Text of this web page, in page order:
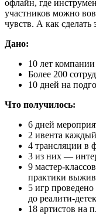
офлайн, где
участников можно
чувств. А как сделать
Дано:
10 лет компании
Более 200
10 дней на
Что получилось:
6 дней
2 ивента
4 трансляции в
3 из них —
9 мастер-
практики
5 игр
до реалити-
18 артистов на